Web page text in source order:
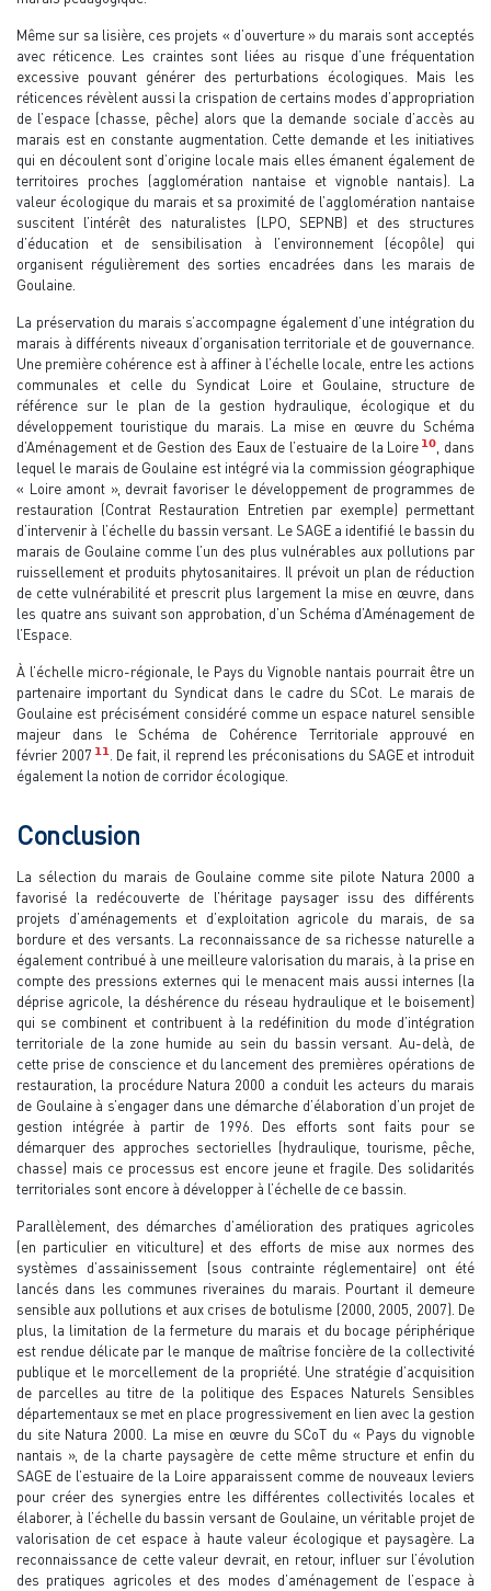
Même sur sa lisière, ces projets « d’ouverture » du marais sont acceptés
avec réticence. Les craintes sont liées au risque d’une fréquentation
excessive pouvant générer des perturbations écologiques. Mais les
réticences révèlent aussi la crispation de certains modes d’appropriation
de l’espace (chasse, pêche) alors que la demande sociale d’accès au
marais est en constante augmentation. Cette demande et les initiatives
qui en découlent sont d’origine locale mais elles émanent également de
territoires proches (agglomération nantaise et vignoble nantais). La
valeur écologique du marais et sa proximité de l’agglomération nantaise
suscitent l’intérêt des naturalistes (LPO, SEPNB) et des structures
d’éducation et de sensibilisation à l’environnement (écopôle) qui
organisent régulièrement des sorties encadrées dans les marais de
Goulaine.
La préservation du marais s’accompagne également d’une intégration du
marais à différents niveaux d’organisation territoriale et de gouvernance.
Une première cohérence est à affiner à l’échelle locale, entre les actions
communales et celle du Syndicat Loire et Goulaine, structure de
référence sur le plan de la gestion hydraulique, écologique et du
développement touristique du marais. La mise en œuvre du Schéma
d’Aménagement et de Gestion des Eaux de l’estuaire de la Loire 10, dans
lequel le marais de Goulaine est intégré via la commission géographique
« Loire amont », devrait favoriser le développement de programmes de
restauration (Contrat Restauration Entretien par exemple) permettant
d’intervenir à l’échelle du bassin versant. Le SAGE a identifié le bassin du
marais de Goulaine comme l’un des plus vulnérables aux pollutions par
ruissellement et produits phytosanitaires. Il prévoit un plan de réduction
de cette vulnérabilité et prescrit plus largement la mise en œuvre, dans
les quatre ans suivant son approbation, d’un Schéma d’Aménagement de
l’Espace.
À l’échelle micro-régionale, le Pays du Vignoble nantais pourrait être un
partenaire important du Syndicat dans le cadre du SCot. Le marais de
Goulaine est précisément considéré comme un espace naturel sensible
majeur dans le Schéma de Cohérence Territoriale approuvé en
février 2007 11. De fait, il reprend les préconisations du SAGE et introduit
également la notion de corridor écologique.
Conclusion
La sélection du marais de Goulaine comme site pilote Natura 2000 a
favorisé la redécouverte de l’héritage paysager issu des différents
projets d’aménagements et d’exploitation agricole du marais, de sa
bordure et des versants. La reconnaissance de sa richesse naturelle a
également contribué à une meilleure valorisation du marais, à la prise en
compte des pressions externes qui le menacent mais aussi internes (la
déprise agricole, la déshérence du réseau hydraulique et le boisement)
qui se combinent et contribuent à la redéfinition du mode d’intégration
territoriale de la zone humide au sein du bassin versant. Au-delà, de
cette prise de conscience et du lancement des premières opérations de
restauration, la procédure Natura 2000 a conduit les acteurs du marais
de Goulaine à s’engager dans une démarche d’élaboration d’un projet de
gestion intégrée à partir de 1996. Des efforts sont faits pour se
démarquer des approches sectorielles (hydraulique, tourisme, pêche,
chasse) mais ce processus est encore jeune et fragile. Des solidarités
territoriales sont encore à développer à l’échelle de ce bassin.
Parallèlement, des démarches d’amélioration des pratiques agricoles
(en particulier en viticulture) et des efforts de mise aux normes des
systèmes d’assainissement (sous contrainte réglementaire) ont été
lancés dans les communes riveraines du marais. Pourtant il demeure
sensible aux pollutions et aux crises de botulisme (2000, 2005, 2007). De
plus, la limitation de la fermeture du marais et du bocage périphérique
est rendue délicate par le manque de maîtrise foncière de la collectivité
publique et le morcellement de la propriété. Une stratégie d’acquisition
de parcelles au titre de la politique des Espaces Naturels Sensibles
départementaux se met en place progressivement en lien avec la gestion
du site Natura 2000. La mise en œuvre du SCoT du « Pays du vignoble
nantais », de la charte paysagère de cette même structure et enfin du
SAGE de l’estuaire de la Loire apparaissent comme de nouveaux leviers
pour créer des synergies entre les différentes collectivités locales et
élaborer, à l’échelle du bassin versant de Goulaine, un véritable projet de
valorisation de cet espace à haute valeur écologique et paysagère. La
reconnaissance de cette valeur devrait, en retour, influer sur l’évolution
des pratiques agricoles et des modes d’aménagement de l’espace à